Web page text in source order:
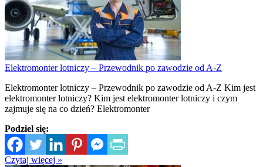
Elektromonter lotniczy – Przewodnik po zawodzie od A-Z
Elektromonter lotniczy – Przewodnik po zawodzie od A-Z Kim jest
elektromonter lotniczy? Kim jest elektromonter lotniczy i czym
zajmuje się na co dzień? Elektromonter
Podziel się:
Czytaj więcej »